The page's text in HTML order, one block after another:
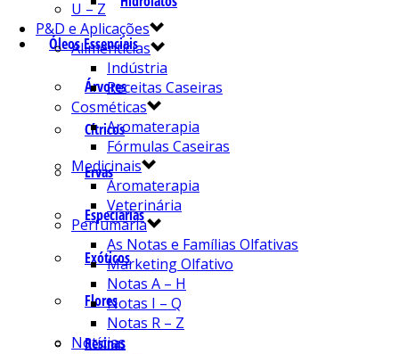
Óleos Essenciais
Árvores
Cítricos
Ervas
Especiarias
Exóticos
Flores
Resinas
U – Z
P&D e Aplicações
Alimentícias
Indústria
Receitas Caseiras
Cosméticas
Aromaterapia
Fórmulas Caseiras
Medicinais
Aromaterapia
Veterinária
Perfumaria
As Notas e Famílias Olfativas
Marketing Olfativo
Notas A – H
Notas I – Q
Notas R – Z
Notícias